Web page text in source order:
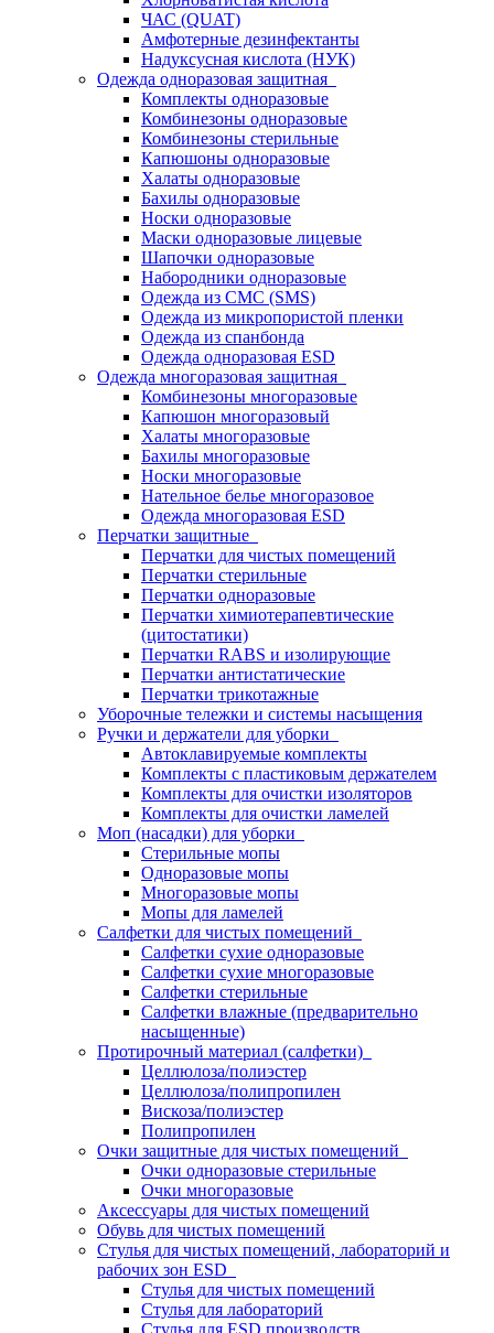
ЧАС (QUAT)
Амфотерные дезинфектанты
Надуксусная кислота (НУК)
Одежда одноразовая защитная
Комплекты одноразовые
Комбинезоны одноразовые
Комбинезоны стерильные
Капюшоны одноразовые
Халаты одноразовые
Бахилы одноразовые
Носки одноразовые
Маски одноразовые лицевые
Шапочки одноразовые
Набородники одноразовые
Одежда из СМС (SMS)
Одежда из микропористой пленки
Одежда из спанбонда
Одежда одноразовая ESD
Одежда многоразовая защитная
Комбинезоны многоразовые
Капюшон многоразовый
Халаты многоразовые
Бахилы многоразовые
Носки многоразовые
Нательное белье многоразовое
Одежда многоразовая ESD
Перчатки защитные
Перчатки для чистых помещений
Перчатки стерильные
Перчатки одноразовые
Перчатки химиотерапевтические
(цитостатики)
Перчатки RABS и изолирующие
Перчатки антистатические
Перчатки трикотажные
Уборочные тележки и системы насыщения
Ручки и держатели для уборки
Автоклавируемые комплекты
Комплекты с пластиковым держателем
Комплекты для очистки изоляторов
Комплекты для очистки ламелей
Моп (насадки) для уборки
Стерильные мопы
Одноразовые мопы
Многоразовые мопы
Мопы для ламелей
Салфетки для чистых помещений
Салфетки сухие одноразовые
Салфетки сухие многоразовые
Салфетки стерильные
Салфетки влажные (предварительно
насыщенные)
Протирочный материал (салфетки)
Целлюлоза/полиэстер
Целлюлоза/полипропилен
Вискоза/полиэстер
Полипропилен
Очки защитные для чистых помещений
Очки одноразовые стерильные
Очки многоразовые
Аксессуары для чистых помещений
Обувь для чистых помещений
Стулья для чистых помещений, лабораторий и
рабочих зон ESD
Стулья для чистых помещений
Стулья для лабораторий